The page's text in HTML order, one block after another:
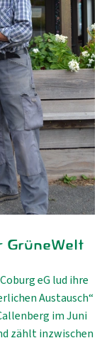
GrüneWelt
eG lud ihre
Austausch“
im Juni
zählt inzwischen